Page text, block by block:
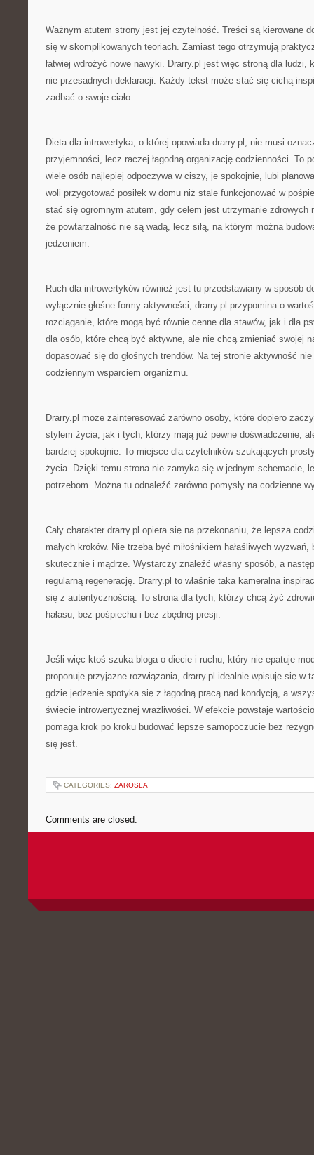
Ważnym atutem strony jest jej czytelność. Treści są kierowane
się w skomplikowanych teoriach. Zamiast tego otrzymują
łatwiej wdrożyć nowe nawyki. Drarry.pl jest więc stroną dla ludzi,
nie przesadnych deklaracji. Każdy tekst może stać się cichą
zadbać o swoje ciało.
Dieta dla introwertyka, o której opowiada drarry.pl, nie musi
przyjemności, lecz raczej łagodną organizację codzienności. To
wiele osób najlepiej odpoczywa w ciszy, je spokojnie, lubi
woli przygotować posiłek w domu niż stale funkcjonować w
stać się ogromnym atutem, gdy celem jest utrzymanie zdrowych
że powtarzalność nie są wadą, lecz siłą, na którym można
jedzeniem.
Ruch dla introwertyków również jest tu przedstawiany w sposób
wyłącznie głośne formy aktywności, drarry.pl przypomina o
rozciąganie, które mogą być równie cenne dla stawów, jak i dla
dla osób, które chcą być aktywne, ale nie chcą zmieniać swojej
dopasować się do głośnych trendów. Na tej stronie aktywność
codziennym wsparciem organizmu.
Drarry.pl może zainteresować zarówno osoby, które dopiero
stylem życia, jak i tych, którzy mają już pewne doświadczenie,
bardziej spokojnie. To miejsce dla czytelników szukających
życia. Dzięki temu strona nie zamyka się w jednym schemacie,
potrzebom. Można tu odnaleźć zarówno pomysły na codzienne
Cały charakter drarry.pl opiera się na przekonaniu, że lepsza
małych kroków. Nie trzeba być miłośnikiem hałaśliwych
skutecznie i mądrze. Wystarczy znaleźć własny sposób, a
regularną regenerację. Drarry.pl to właśnie taka kameralna
się z autentycznością. To strona dla tych, którzy chcą żyć
hałasu, bez pośpiechu i bez zbędnej presji.
Jeśli więc ktoś szuka bloga o diecie i ruchu, który nie epatuje
proponuje przyjazne rozwiązania, drarry.pl idealnie wpisuje się w
gdzie jedzenie spotyka się z łagodną pracą nad kondycją, a
świecie introwertycznej wrażliwości. W efekcie powstaje
pomaga krok po kroku budować lepsze samopoczucie bez
się jest.
CATEGORIES: ZAROSLA
Comments are closed.